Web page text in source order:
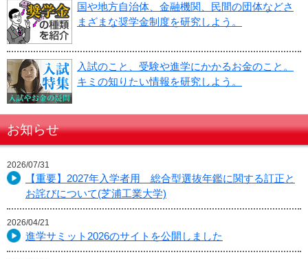
国や地方自治体、金融機関、民間の団体などさ
まざまな奨学金制度を研究しよう。
入試のこと、受験や進学にかかるお金のこと。
キミの知りたい情報を研究しよう。
お知らせ
2026/07/31
【重要】2027年入学者用 総合型選抜年鑑に関する訂正と
お詫びについて(芝浦工業大学)
2026/04/21
進学サミット2026のサイトを公開しました